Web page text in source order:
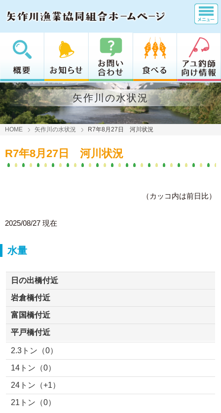
矢作川の水状況
HOME 矢作川の水状況 R7年8月27日 河川状況
R7年8月27日 河川状況
（カッコ内は前日比）
2025/08/27 現在
水量
日の出橋付近
岩倉橋付近
富国橋付近
平戸橋付近
2.3トン（0）
14トン（0）
24トン（+1）
21トン（0）